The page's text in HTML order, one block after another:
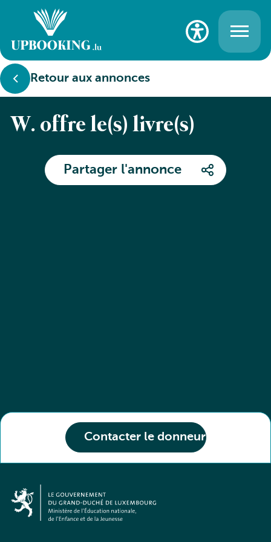
Retour aux annonces
Contacter le donneur
W. offre le(s) livre(s)
Partager l'annonce